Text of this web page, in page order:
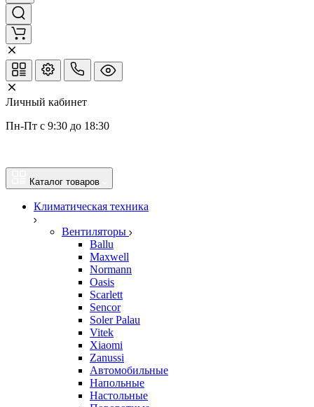
Личный кабинет
Пн-Пт с 9:30 до 18:30
Каталог товаров
Климатическая техника
Вентиляторы
Ballu
Maxwell
Normann
Oasis
Scarlett
Sencor
Soler Palau
Vitek
Xiaomi
Zanussi
Автомобильные
Напольные
Настольные